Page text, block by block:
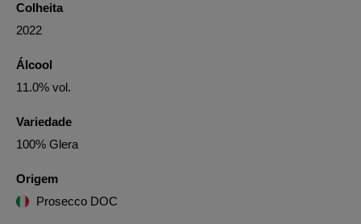
Colheita
2022
Álcool
11.0% vol.
Variedade
100% Glera
Origem
Prosecco DOC